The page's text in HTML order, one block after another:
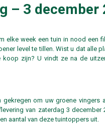
– 3 december
elke week een tuin in nood een
level te tillen. Wist u dat alle
koop zijn? U vindt ze na de
om uw groene vingers
van zaterdag 3 december
aantal van deze tuintoppers uit.